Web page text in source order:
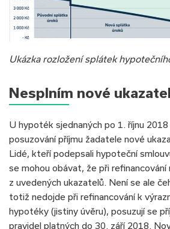
Ukázka rozložení splátek
Nesplním nové
U hypoték sjednaných po 1. říjnu
posuzování příjmu žadatele nové
Lidé, kteří podepsali hypoteční
se mohou obávat, že při
z uvedených ukazatelů. Není se ale
totiž nedojde při refinancování k
hypotéky (jistiny úvěru), posuzují se
pravidel platných do 30. září 2018.